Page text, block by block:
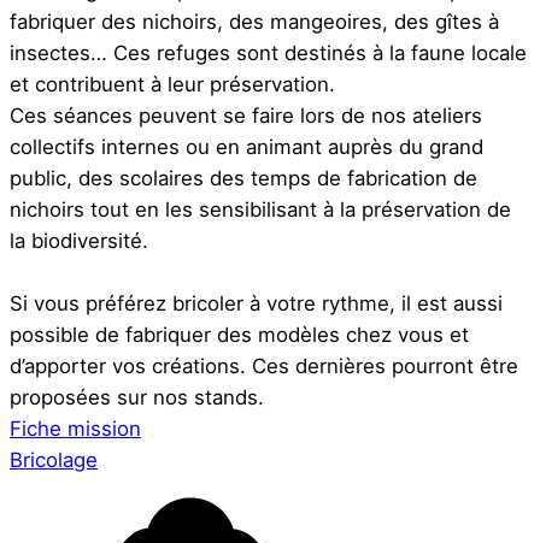
fabriquer des nichoirs, des mangeoires, des gîtes à
insectes… Ces refuges sont destinés à la faune locale
et contribuent à leur préservation.
Ces séances peuvent se faire lors de nos ateliers
collectifs internes ou en animant auprès du grand
public, des scolaires des temps de fabrication de
nichoirs tout en les sensibilisant à la préservation de
la biodiversité.
Si vous préférez bricoler à votre rythme, il est aussi
possible de fabriquer des modèles chez vous et
d’apporter vos créations. Ces dernières pourront être
proposées sur nos stands.
Fiche mission
Bricolage